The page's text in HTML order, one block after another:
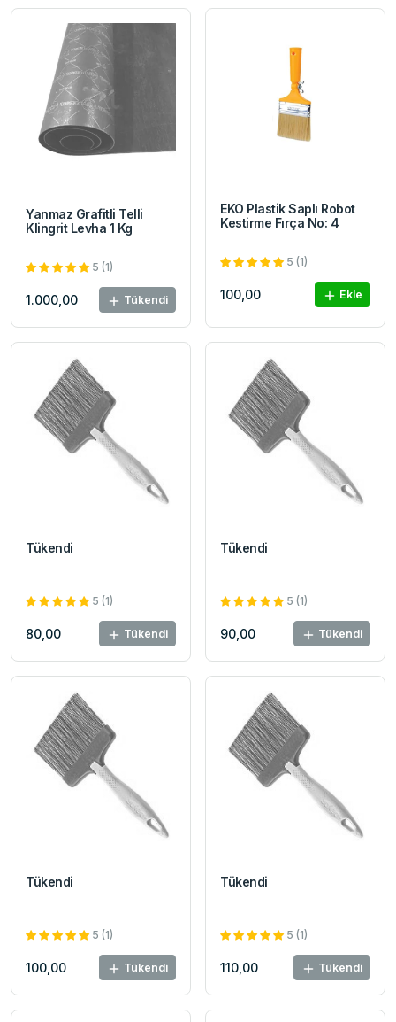
Yanmaz Grafitli Telli
Klingrit Levha 1 Kg
5 (1)
1.000,00 Tükendi
EKO Plastik Saplı Robot
Kestirme Fırça No: 4
5 (1)
100,00 Ekle
Tükendi
5 (1)
80,00 Tükendi
Tükendi
5 (1)
90,00 Tükendi
Tükendi
5 (1)
100,00 Tükendi
Tükendi
5 (1)
110,00 Tükendi